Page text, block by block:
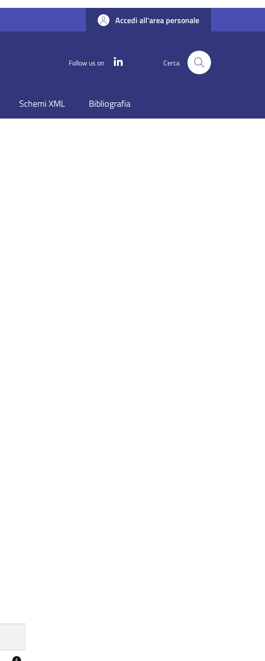
Accedi all'area personale
Follow us on Cerca
Schemi XML Bibliografia